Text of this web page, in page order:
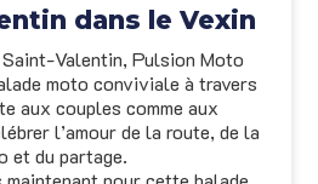
dans le Vexin
Valentin, Pulsion Moto
moto conviviale à travers
aux couples comme aux
l’amour de la route, de la
et du partage.